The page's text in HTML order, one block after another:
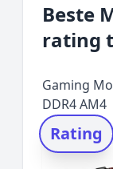
Beste
rating
Gaming
DDR4 AM4
Rating